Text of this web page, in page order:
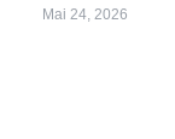
Mai 24, 2026